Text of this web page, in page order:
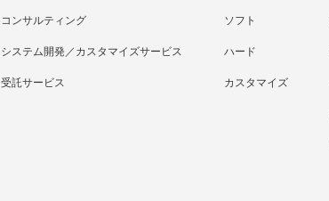
コンサルティング
システム開発／カスタマイズサービス
受託サービス
ソフト
ハード
カスタマイズ